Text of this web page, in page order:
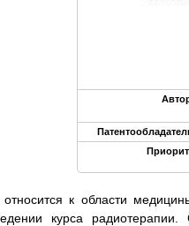
относится к области
курса